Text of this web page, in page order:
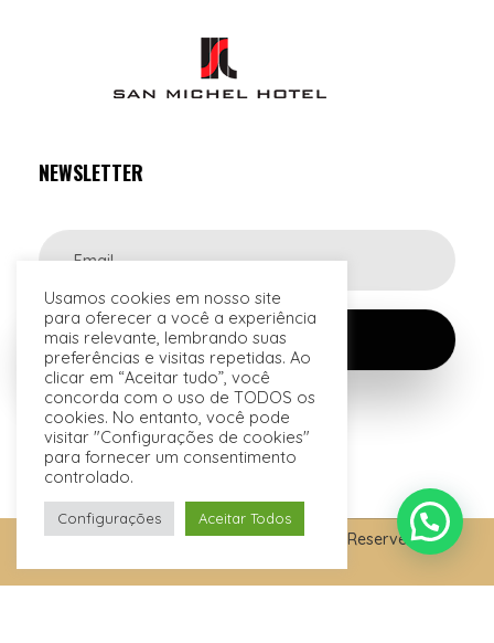
NEWSLETTER
© 2026 San Raphael Hotel. All Rights Reserved
Usamos cookies em nosso site
para oferecer a você a experiência
mais relevante, lembrando suas
preferências e visitas repetidas. Ao
clicar em “Aceitar tudo”, você
concorda com o uso de TODOS os
cookies. No entanto, você pode
visitar "Configurações de cookies"
para fornecer um consentimento
controlado.
Configurações Aceitar Todos